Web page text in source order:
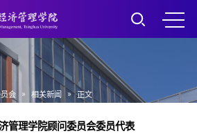
会 » 相关新闻 » 正文
管理学院顾问委员会委员代表